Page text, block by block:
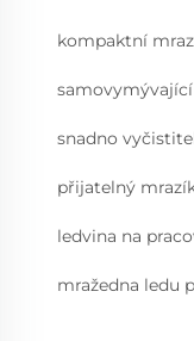
kompaktní
snadno
přijatelný
ledvina na
mražedna ledu